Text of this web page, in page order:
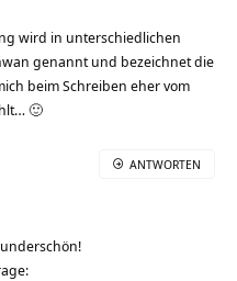
wird in unterschiedlichen
genannt und bezeichnet die
beim Schreiben eher vom
🙂
ANTWORTEN